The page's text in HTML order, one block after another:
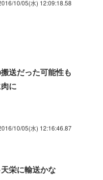
10/05(水) 12:09:18.58
送だった可能性も
に
10/05(水) 12:16:46.87
栄に輸送かな